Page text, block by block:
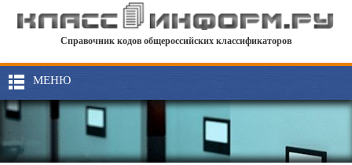
Справочник кодов общероссийских классификаторов
МЕНЮ